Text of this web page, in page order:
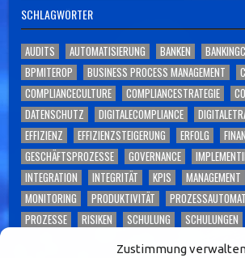
Zustimmung
SCHLAGWÖRTER
AUDITS AUTOMATISIERUNG BANKEN
BPMITEROP
BUSINESS PROCESS MANAGEMENT
COMPLIANCECULTURE
COMPLIANCESTRATEGIE
DATENSCHUTZ
DIGITALECOMPLIANCE
EFFIZIENZ
EFFIZIENZSTEIGERUNG ERFOLG
GESCHÄFTSPROZESSE
GOVERNANCE
INTEGRATION
INTEGRITÄT KPIS MANAGEMENT
MONITORING
PRODUKTIVITÄT
PROZESSE
RISIKEN SCHULUNG SCHULUNGEN